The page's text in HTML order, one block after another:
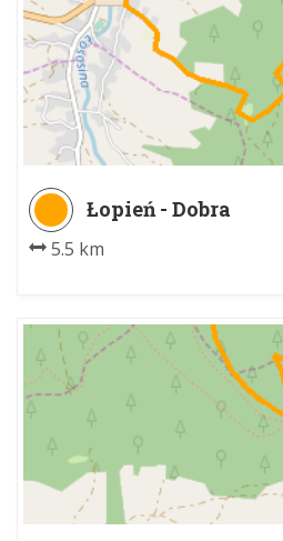
Łopień - Dobra
5.5 km